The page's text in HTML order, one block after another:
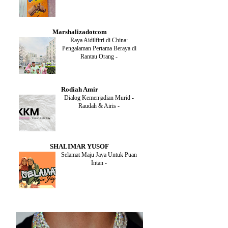
AUGUST(2)
JULY
JUNE(2)
FEBRUARY(2)
JANUARY
(2)
AUGUST (2)
JULY(2)
Marshalizadotcom
Raya Aidilfitri di China:
Pengalaman Pertama Beraya di
Rantau Orang -
Rodiah Amir
Dialog Kemenjadian Murid -
Raudah & Airis -
SHALIMAR YUSOF
Selamat Maju Jaya Untuk Puan
Intan -